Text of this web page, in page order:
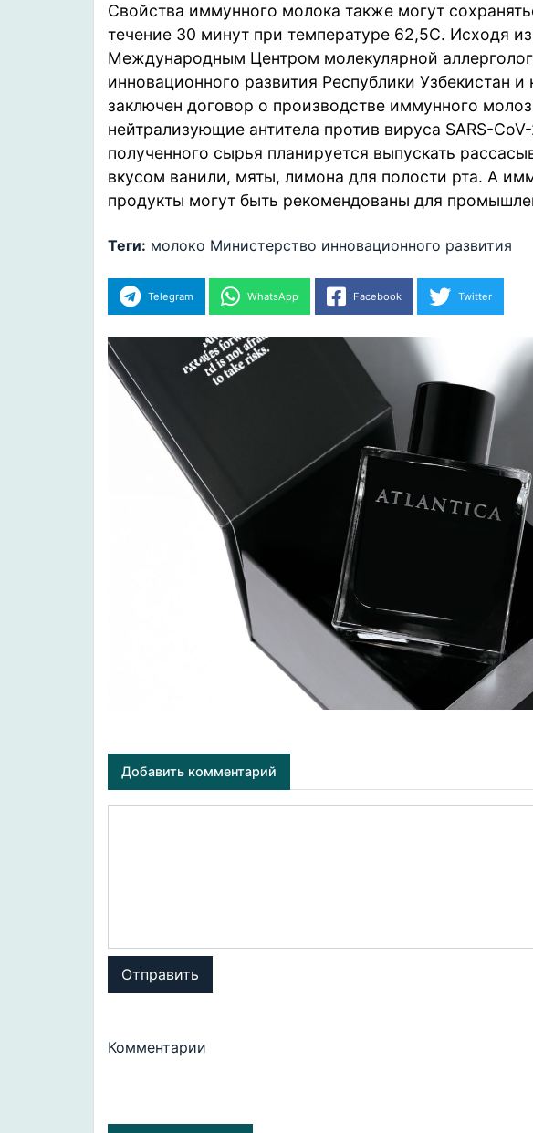
Свойства иммунного молока также могут
течение 30 минут при температуре 62,5С. Исходя
Международным Центром молекулярной
инновационного развития Республики Узбекистан
заключен договор о производстве иммунного
нейтрализующие антитела против вируса SARS-
полученного сырья планируется выпускать
вкусом ванили, мяты, лимона для полости рта. А
продукты могут быть рекомендованы для
Теги: молоко Министерство инновационного развития
Telegram WhatsApp Facebook Twitter
Добавить комментарий
Отправить
Комментарии